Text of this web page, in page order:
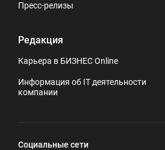
Пресс-релизы
Редакция
Карьера в БИЗНЕС Online
Информация об IT деятельности
компании
Социальные сети